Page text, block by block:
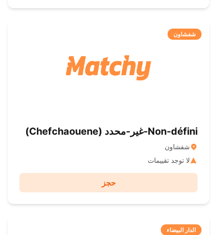
شفشاون
Non-défini-غير-محدد ( Chefchaouene)
شفشاون
لا توجد تقييمات
حجز
الدار البيضاء